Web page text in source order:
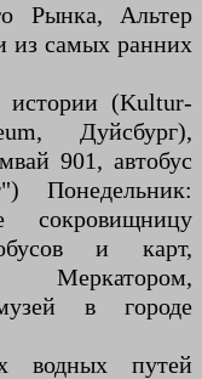
Рынка, Альтер
из самых ранних
истории (Kultur-
Дуйсбург),
901, автобус
Понедельник:
сокровищницу
и карт,
в городе
водных путей